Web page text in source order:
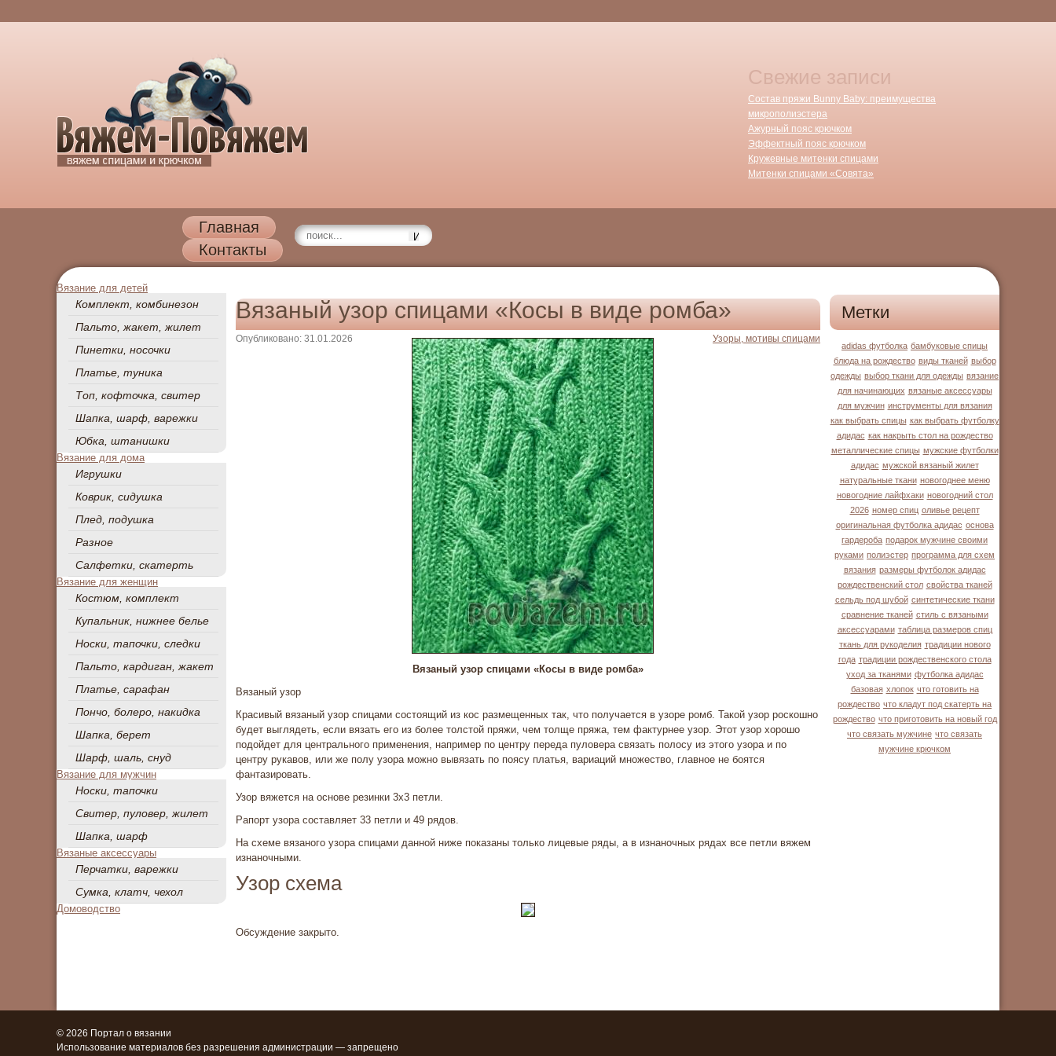
Свежие записи
Состав пряжи Bunny Baby: преимущества
микрополиэстера
Ажурный пояс крючком
Эффектный пояс крючком
Кружевные митенки спицами
Митенки спицами «Совята»
Главная
Контакты
Вязание для детей
Комплект, комбинезон
Пальто, жакет, жилет
Пинетки, носочки
Платье, туника
Топ, кофточка, свитер
Шапка, шарф, варежки
Юбка, штанишки
Вязание для дома
Игрушки
Коврик, сидушка
Плед, подушка
Разное
Салфетки, скатерть
Вязание для женщин
Костюм, комплект
Купальник, нижнее белье
Носки, тапочки, следки
Пальто, кардиган, жакет
Платье, сарафан
Пончо, болеро, накидка
Шапка, берет
Шарф, шаль, снуд
Вязание для мужчин
Носки, тапочки
Свитер, пуловер, жилет
Шапка, шарф
Вязаные аксессуары
Перчатки, варежки
Сумка, клатч, чехол
Домоводство
Вязаный узор спицами «Косы в виде ромба»
Опубликовано: 31.01.2026 Узоры, мотивы спицами
Вязаный узор спицами «Косы в виде ромба»
Вязаный узор
Красивый вязаный узор спицами состоящий из кос размещенных так, что получается в узоре ромб. Такой узор роскошно
будет выглядеть, если вязать его из более толстой пряжи, чем толще пряжа, тем фактурнее узор. Этот узор хорошо
подойдет для центрального применения, например по центру переда пуловера связать полосу из этого узора и по
центру рукавов, или же полу узора можно вывязать по поясу платья, вариаций множество, главное не боятся
фантазировать.
Узор вяжется на основе резинки 3х3 петли.
Рапорт узора составляет 33 петли и 49 рядов.
На схеме вязаного узора спицами данной ниже показаны только лицевые ряды, а в изнаночных рядах все петли вяжем
изнаночными.
Узор схема
Обсуждение закрыто.
Метки
adidas футболка бамбуковые спицы
блюда на рождество виды тканей выбор
одежды выбор ткани для одежды вязание
для начинающих вязаные аксессуары
для мужчин инструменты для вязания
как выбрать спицы как выбрать футболку
адидас как накрыть стол на рождество
металлические спицы мужские футболки
адидас мужской вязаный жилет
натуральные ткани новогоднее меню
новогодние лайфхаки новогодний стол
2026 номер спиц оливье рецепт
оригинальная футболка адидас основа
гардероба подарок мужчине своими
руками полиэстер программа для схем
вязания размеры футболок адидас
рождественский стол свойства тканей
сельдь под шубой синтетические ткани
сравнение тканей стиль с вязаными
аксессуарами таблица размеров спиц
ткань для рукоделия традиции нового
года традиции рождественского стола
уход за тканями футболка адидас
базовая хлопок что готовить на
рождество что кладут под скатерть на
рождество что приготовить на новый год
что связать мужчине что связать
мужчине крючком
© 2026 Портал о вязании
Использование материалов без разрешения администрации — запрещено